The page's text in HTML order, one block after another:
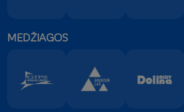
MEDŽIAGOS